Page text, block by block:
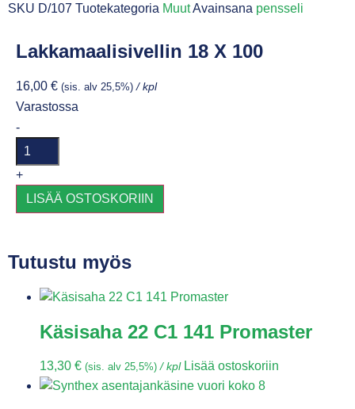
SKU D/107 Tuotekategoria MuutAvainsana pensseli
Lakkamaalisivellin 18 X 100
16,00 € (sis. alv 25,5%) / kpl
Varastossa
-
+
LISÄÄ OSTOSKORIIN
Tutustu myös
Käsisaha 22 C1 141 Promaster
13,30 € (sis. alv 25,5%) / kpl Lisää ostoskoriin